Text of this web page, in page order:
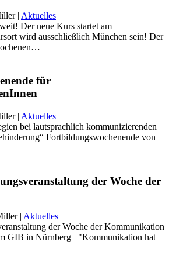
| Aktuelles
Der neue Kurs startet am
wird ausschließlich München sein! Der
für
| Aktuelles
bei lautsprachlich kommunizierenden
Fortbildungswochenende von
der Woche der
| Aktuelles
der Woche der Kommunikation
GIB in Nürnberg "Kommunikation hat